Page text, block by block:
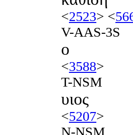
<2523> <
V-AAS-3S
ο
<3588>
T-NSM
υιος
<5207>
N-NSM